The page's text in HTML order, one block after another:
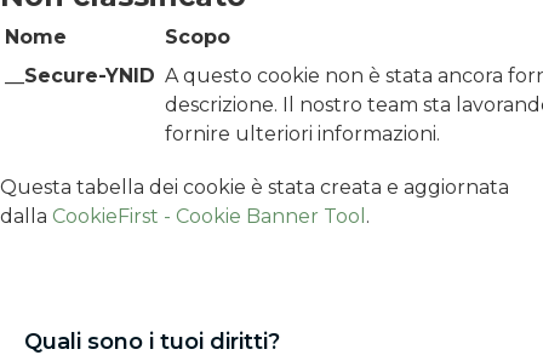
Nome
Scopo
__Secure-YNID A questo cookie non è stata ancora
descrizione. Il nostro team sta
fornire ulteriori informazioni.
Questa tabella dei cookie è stata creata e aggiornata
dalla CookieFirst - Cookie Banner Tool .
Quali sono i tuoi diritti?